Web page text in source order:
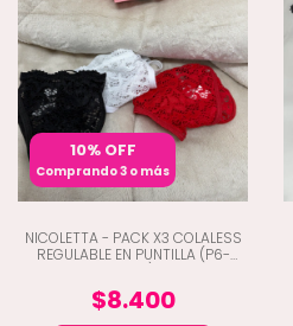
10% OFF
Comprando 3 o más
NICOLETTA - PACK X3 COLALESS
REGULABLE EN PUNTILLA (P6-
$8.400